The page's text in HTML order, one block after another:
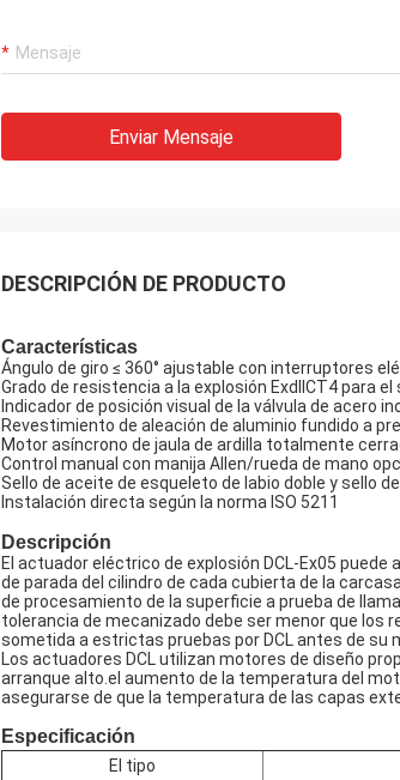
Enviar Mensaje
DESCRIPCIÓN DE PRODUCTO
Características
Ángulo de giro ≤ 360° ajustable con interruptores
Grado de resistencia a la explosión ExdIICT4 para
Indicador de posición visual de la válvula de acero
Revestimiento de aleación de aluminio fundido a
Motor asíncrono de jaula de ardilla totalmente
Control manual con manija Allen/rueda de mano
Sello de aceite de esqueleto de labio doble y sello
Instalación directa según la norma ISO 5211
Descripción
El actuador eléctrico de explosión DCL-Ex05
de parada del cilindro de cada cubierta de la
de procesamiento de la superficie a prueba de
tolerancia de mecanizado debe ser menor que los
sometida a estrictas pruebas por DCL antes de su
Los actuadores DCL utilizan motores de diseño
arranque alto.el aumento de la temperatura del
asegurarse de que la temperatura de las capas
Especificación
El tipo